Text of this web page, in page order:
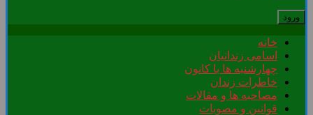
خانه
اسامی زندانیان
چهارشنبه ها با کانون
خاطرات زندان
مصاحبه ها و مقالات
قوانین و مصوبات